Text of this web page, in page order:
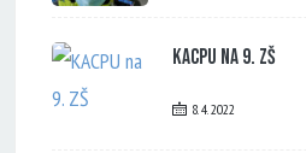
KACPU na 9. ZŠ
8. 4. 2022